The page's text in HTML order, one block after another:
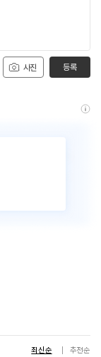
사진 등록
최신순 추천순